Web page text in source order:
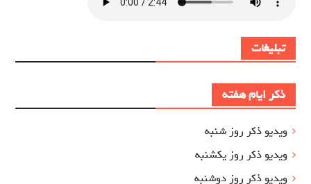
تبلیغات
ذکر ایام هفته
ویدیو ذکر روز شنبه
ویدیو ذکر روز یکشنبه
ویدیو ذکر روز دوشنبه